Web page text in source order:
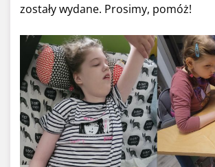
zostały wydane. Prosimy, pomóż!